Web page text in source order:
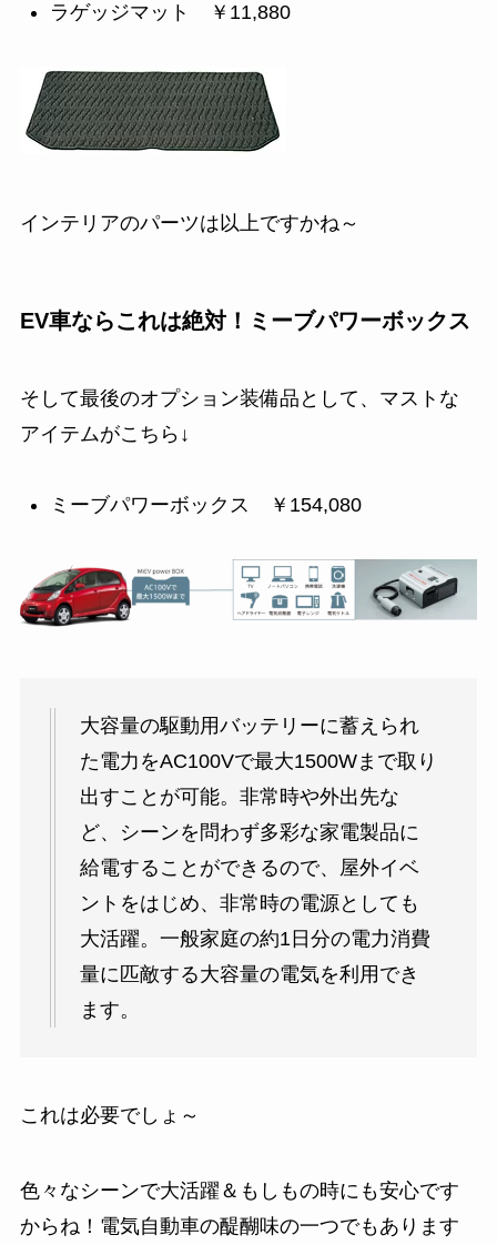
ラゲッジマット ￥11,880
インテリアのパーツは以上ですかね～
EV車ならこれは絶対！ミーブパワーボックス
そして最後のオプション装備品として、マストな
アイテムがこちら↓
ミーブパワーボックス ￥154,080
大容量の駆動用バッテリーに蓄えられ
た電力をAC100Vで最大1500Wまで取り
出すことが可能。非常時や外出先な
ど、シーンを問わず多彩な家電製品に
給電することができるので、屋外イベ
ントをはじめ、非常時の電源としても
大活躍。一般家庭の約1日分の電力消費
量に匹敵する大容量の電気を利用でき
ます。
これは必要でしょ～
色々なシーンで大活躍＆もしもの時にも安心です
からね！電気自動車の醍醐味の一つでもあります